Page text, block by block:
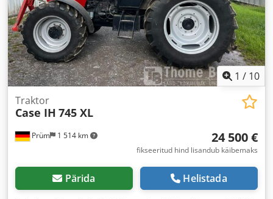
1 / 10
Prüm 1 514 km
Traktor
Case IH 745 XL
24 500 €
fikseeritud hind lisandub käibemaks
Pärida Helistada